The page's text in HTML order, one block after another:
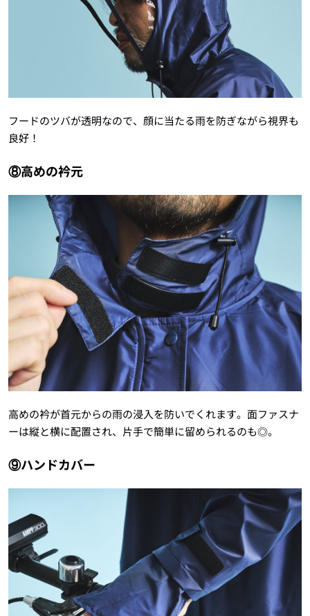
フードのツバが透明なので、顔に当たる雨を防ぎながら視界も
良好！
⑧高めの衿元
高めの衿が首元からの雨の浸入を防いでくれます。面ファスナ
ーは縦と横に配置され、片手で簡単に留められるのも◎。
⑨ハンドカバー